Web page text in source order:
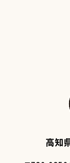
高知